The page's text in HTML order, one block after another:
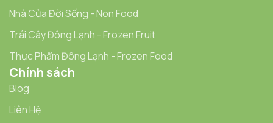
Nhà Cửa Đời Sống - Non Food
Trái Cây Đông Lạnh - Frozen Fruit
Thực Phẩm Đông Lạnh - Frozen Food
Chính sách
Blog
Liên Hệ